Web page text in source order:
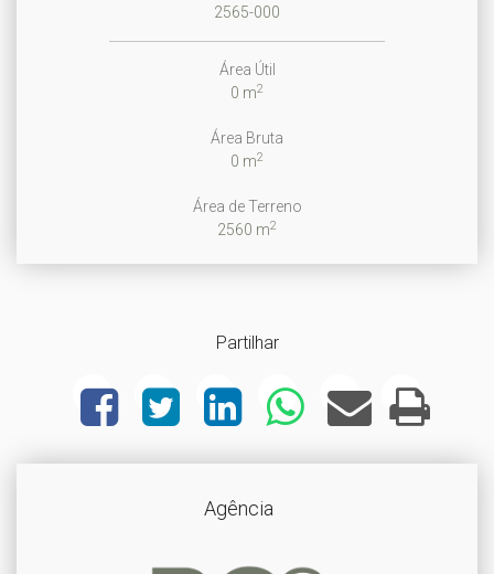
2565-000
Área Útil
0 m2
Área Bruta
0 m2
Área de Terreno
2560 m2
Partilhar
Agência